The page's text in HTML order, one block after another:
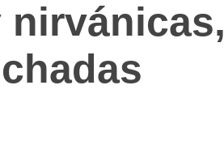
nirvánicas,